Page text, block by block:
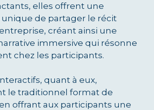
elles offrent une
de partager le récit
créant ainsi une
immersive qui résonne
chez les participants.
quant à eux,
le traditionnel format de
offrant aux participants une